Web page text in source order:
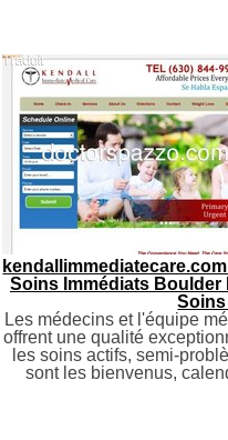
Soins Immédiats Boulder
Les médecins et l'équipe
offrent une qualité
les soins actifs, semi-
sont les bienvenus,